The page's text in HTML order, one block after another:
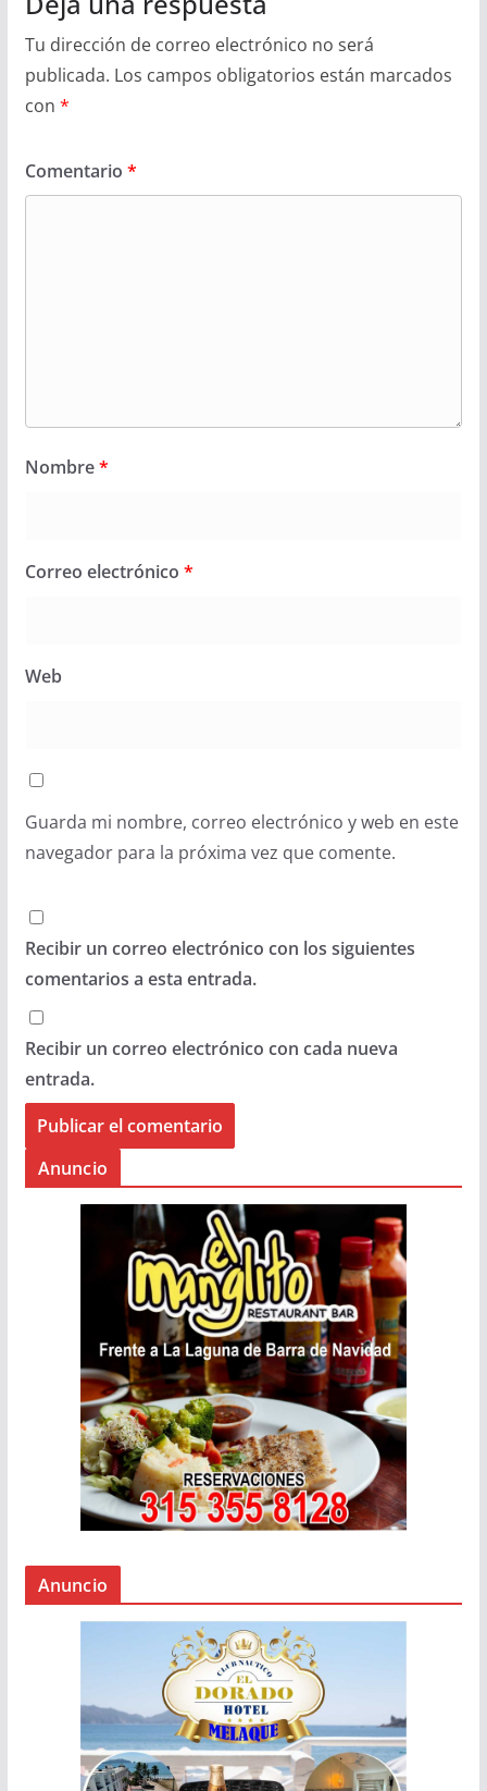
Tu dirección de correo electrónico no será
publicada. Los campos obligatorios están marcados
con *
Comentario *
Nombre*
Correo electrónico *
Web
Guarda mi nombre, correo electrónico y web en este
navegador para la próxima vez que comente.
Recibir un correo electrónico con los siguientes
comentarios a esta entrada.
Recibir un correo electrónico con cada nueva
entrada.
Anuncio
Anuncio